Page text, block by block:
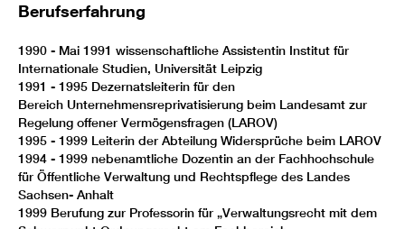
Berufserfahrung
1990 - Mai 1991 wissenschaftliche Assistentin Institut für
Internationale Studien, Universität Leipzig
1991 - 1995 Dezernatsleiterin für den
Bereich Unternehmensreprivatisierung beim Landesamt zur
Regelung offener Vermögensfragen (LAROV)
1995 - 1999 Leiterin der Abteilung Widersprüche beim LAROV
1994 - 1999 nebenamtliche Dozentin an der Fachhochschule
für Öffentliche Verwaltung und Rechtspflege des Landes
Sachsen- Anhalt
1999 Berufung zur Professorin für „Verwaltungsrecht mit dem